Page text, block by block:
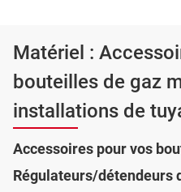
Matériel :
bouteilles de gaz
installations de
Accessoires pour vos
Régulateurs/détendeurs